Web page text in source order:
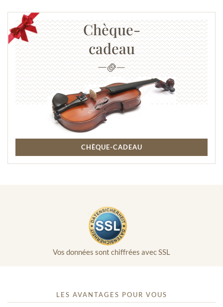
Chèque-
cadeau
CHÈQUE-CADEAU
Vos données sont chiffrées avec SSL
LES AVANTAGES POUR VOUS